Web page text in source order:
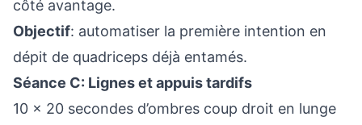
côté avantage.
Objectif: automatiser la première intention en
dépit de quadriceps déjà entamés.
Séance C: Lignes et appuis tardifs
10 x 20 secondes d’ombres coup droit en lunge